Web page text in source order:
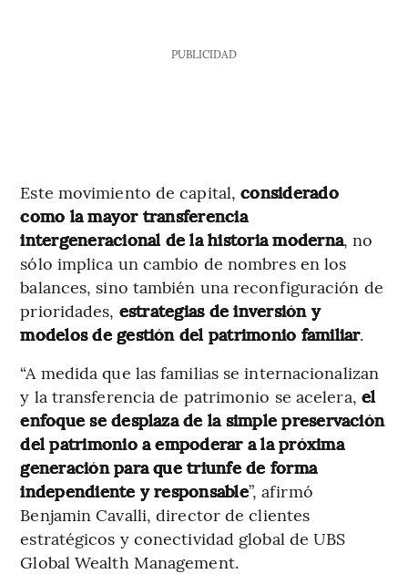
PUBLICIDAD
Este movimiento de capital,considerado
como la mayor transferencia
intergeneracional de la historia moderna, no
sólo implica un cambio de nombres en los
balances, sino también una reconfiguración de
prioridades, estrategias de inversión y
modelos de gestión del patrimonio familiar.
“A medida que las familias se internacionalizan
y la transferencia de patrimonio se acelera, el
enfoque se desplaza de la simple preservación
del patrimonio a empoderar a la próxima
generación para que triunfe de forma
independiente y responsable”, afirmó
Benjamin Cavalli, director de clientes
estratégicos y conectividad global de UBS
Global Wealth Management.